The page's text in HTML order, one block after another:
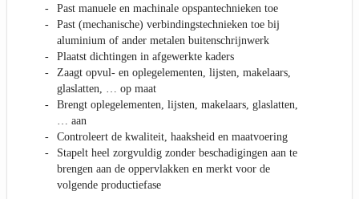
Past manuele en machinale opspantechnieken toe
Past (mechanische) verbindingstechnieken toe bij
aluminium of ander metalen buitenschrijnwerk
Plaatst dichtingen in afgewerkte kaders
Zaagt opvul- en oplegelementen, lijsten, makelaars,
glaslatten, … op maat
Brengt oplegelementen, lijsten, makelaars, glaslatten,
… aan
Controleert de kwaliteit, haaksheid en maatvoering
Stapelt heel zorgvuldig zonder beschadigingen aan te
brengen aan de oppervlakken en merkt voor de
volgende productiefase